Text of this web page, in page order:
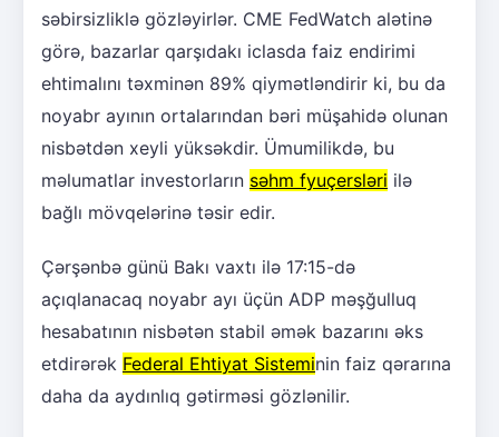
səbirsizliklə gözləyirlər. CME FedWatch alətinə
görə, bazarlar qarşıdakı iclasda faiz endirimi
ehtimalını təxminən 89% qiymətləndirir ki, bu da
noyabr ayının ortalarından bəri müşahidə olunan
nisbətdən xeyli yüksəkdir. Ümumilikdə, bu
məlumatlar investorların səhm fyuçersləri ilə
bağlı mövqelərinə təsir edir.
Çərşənbə günü Bakı vaxtı ilə 17:15-də
açıqlanacaq noyabr ayı üçün ADP məşğulluq
hesabatının nisbətən stabil əmək bazarını əks
etdirərək Federal Ehtiyat Sisteminin faiz qərarına
daha da aydınlıq gətirməsi gözlənilir.